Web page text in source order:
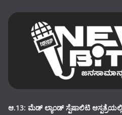
ಆ.13: ಮೆಡ್ ಲ್ಯಾಂಡ್ ಸ್ಪೆಷಾಲಿಟಿ